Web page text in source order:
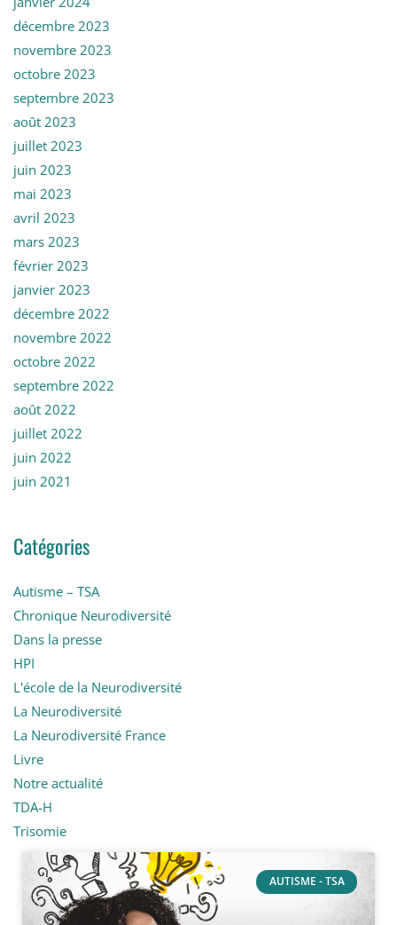
décembre 2023
novembre 2023
octobre 2023
septembre 2023
août 2023
juillet 2023
juin 2023
mai 2023
avril 2023
mars 2023
février 2023
janvier 2023
décembre 2022
novembre 2022
octobre 2022
septembre 2022
août 2022
juillet 2022
juin 2022
juin 2021
Catégories
Autisme – TSA
Chronique Neurodiversité
Dans la presse
HPI
L'école de la Neurodiversité
La Neurodiversité
La Neurodiversité France
Livre
Notre actualité
TDA-H
Trisomie
AUTISME - TSA